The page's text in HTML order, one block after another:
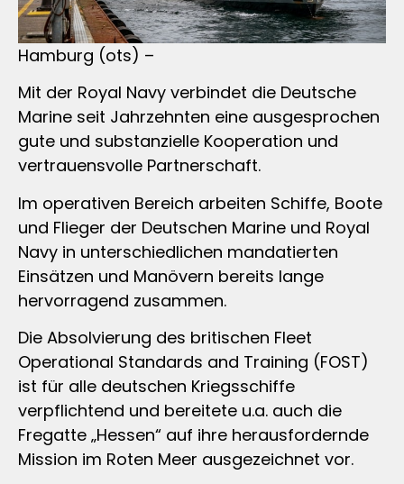
Hamburg (ots) –
Mit der Royal Navy verbindet die Deutsche
Marine seit Jahrzehnten eine ausgesprochen
gute und substanzielle Kooperation und
vertrauensvolle Partnerschaft.
Im operativen Bereich arbeiten Schiffe, Boote
und Flieger der Deutschen Marine und Royal
Navy in unterschiedlichen mandatierten
Einsätzen und Manövern bereits lange
hervorragend zusammen.
Die Absolvierung des britischen Fleet
Operational Standards and Training (FOST)
ist für alle deutschen Kriegsschiffe
verpflichtend und bereitete u.a. auch die
Fregatte „Hessen“ auf ihre herausfordernde
Mission im Roten Meer ausgezeichnet vor.